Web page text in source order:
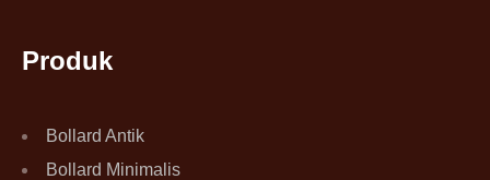
Produk
Bollard Antik
Bollard Minimalis